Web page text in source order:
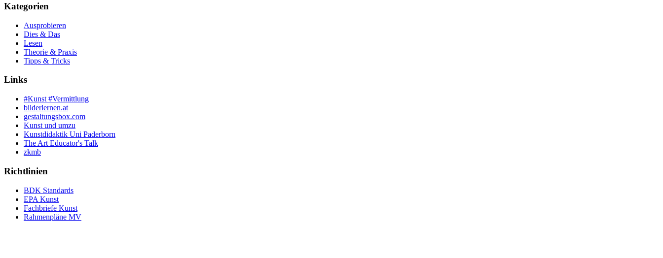
Kategorien
Ausprobieren
Dies & Das
Lesen
Theorie & Praxis
Tipps & Tricks
Links
#Kunst #Vermittlung
bilderlernen.at
gestaltungsbox.com
Kunst und umzu
Kunstdidaktik Uni Paderborn
The Art Educator's Talk
zkmb
Richtlinien
BDK Standards
EPA Kunst
Fachbriefe Kunst
Rahmenpläne MV